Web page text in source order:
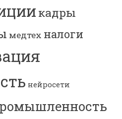
кадры
медтех налоги
нейросети